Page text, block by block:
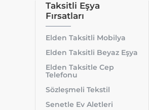
Taksitli Eşya
Fırsatları
Elden Taksitli Mobilya
Elden Taksitli Beyaz Eşya
Elden Taksitle Cep
Telefonu
Sözleşmeli Tekstil
Senetle Ev Aletleri